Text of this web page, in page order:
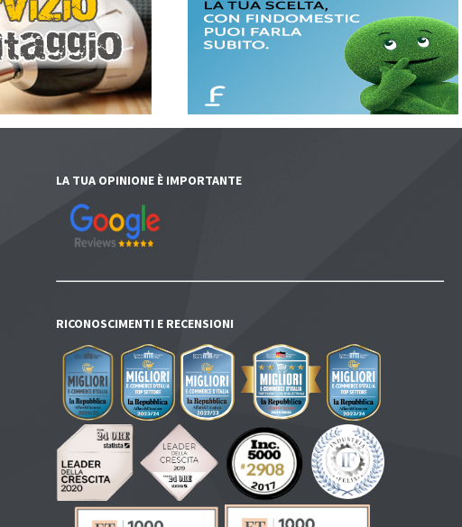
LA TUA OPINIONE È IMPORTANTE
RICONOSCIMENTI E RECENSIONI